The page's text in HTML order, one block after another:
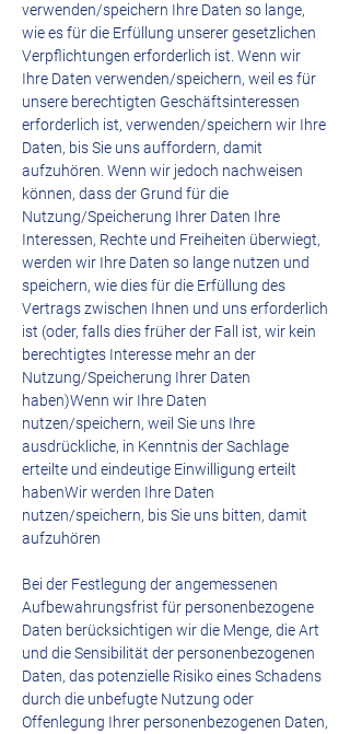
verwenden/speichern Ihre Daten so lange,
wie es für die Erfüllung unserer gesetzlichen
Verpflichtungen erforderlich ist. Wenn wir
Ihre Daten verwenden/speichern, weil es für
unsere berechtigten Geschäftsinteressen
erforderlich ist, verwenden/speichern wir Ihre
Daten, bis Sie uns auffordern, damit
aufzuhören. Wenn wir jedoch nachweisen
können, dass der Grund für die
Nutzung/Speicherung Ihrer Daten Ihre
Interessen, Rechte und Freiheiten überwiegt,
werden wir Ihre Daten so lange nutzen und
speichern, wie dies für die Erfüllung des
Vertrags zwischen Ihnen und uns erforderlich
ist (oder, falls dies früher der Fall ist, wir kein
berechtigtes Interesse mehr an der
Nutzung/Speicherung Ihrer Daten
haben)Wenn wir Ihre Daten
nutzen/speichern, weil Sie uns Ihre
ausdrückliche, in Kenntnis der Sachlage
erteilte und eindeutige Einwilligung erteilt
habenWir werden Ihre Daten
nutzen/speichern, bis Sie uns bitten, damit
aufzuhören
Bei der Festlegung der angemessenen
Aufbewahrungsfrist für personenbezogene
Daten berücksichtigen wir die Menge, die Art
und die Sensibilität der personenbezogenen
Daten, das potenzielle Risiko eines Schadens
durch die unbefugte Nutzung oder
Offenlegung Ihrer personenbezogenen Daten,